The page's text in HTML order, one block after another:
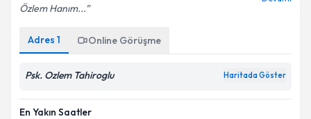
Özlem Hanım...
Adres 1 Online Görüşme
Psk. Ozlem Tahiroglu Haritada Göster
En Yakın Saatler